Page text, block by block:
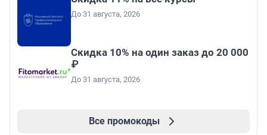
До 31 августа, 2026
Скидка 10% на один заказ до 20 000
₽
До 31 августа, 2026
Все промокоды